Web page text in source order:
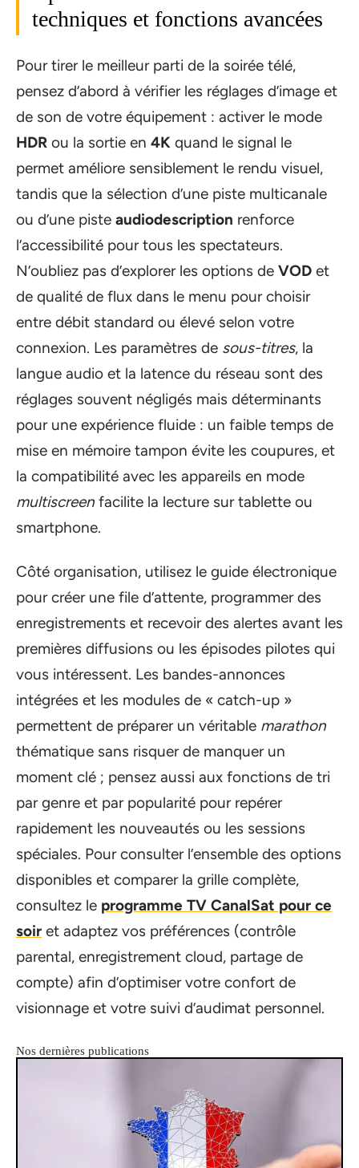
techniques et fonctions avancées
Pour tirer le meilleur parti de la soirée télé,
pensez d’abord à vérifier les réglages d’image et
de son de votre équipement : activer le mode
HDR ou la sortie en 4K quand le signal le
permet améliore sensiblement le rendu visuel,
tandis que la sélection d’une piste multicanale
ou d’une piste audiodescription renforce
l’accessibilité pour tous les spectateurs.
N’oubliez pas d’explorer les options de VOD et
de qualité de flux dans le menu pour choisir
entre débit standard ou élevé selon votre
connexion. Les paramètres de sous-titres, la
langue audio et la latence du réseau sont des
réglages souvent négligés mais déterminants
pour une expérience fluide : un faible temps de
mise en mémoire tampon évite les coupures, et
la compatibilité avec les appareils en mode
multiscreen facilite la lecture sur tablette ou
smartphone.
Côté organisation, utilisez le guide électronique
pour créer une file d’attente, programmer des
enregistrements et recevoir des alertes avant les
premières diffusions ou les épisodes pilotes qui
vous intéressent. Les bandes-annonces
intégrées et les modules de « catch-up »
permettent de préparer un véritable marathon
thématique sans risquer de manquer un
moment clé ; pensez aussi aux fonctions de tri
par genre et par popularité pour repérer
rapidement les nouveautés ou les sessions
spéciales. Pour consulter l’ensemble des options
disponibles et comparer la grille complète,
consultez le programme TV CanalSat pour ce
soir et adaptez vos préférences (contrôle
parental, enregistrement cloud, partage de
compte) afin d’optimiser votre confort de
visionnage et votre suivi d’audimat personnel.
Nos dernières publications